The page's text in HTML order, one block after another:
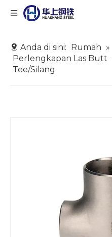
Anda di sini: Rumah »
Perlengkapan Las Butt
Tee/Silang